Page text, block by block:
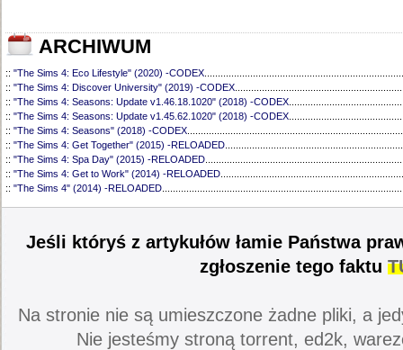
ARCHIWUM
:: "The Sims 4: Eco Lifestyle" (2020) -CODEX
:: "The Sims 4: Discover University" (2019) -CODEX
:: "The Sims 4: Seasons: Update v1.46.18.1020" (2018) -CODEX
:: "The Sims 4: Seasons: Update v1.45.62.1020" (2018) -CODEX
:: "The Sims 4: Seasons" (2018) -CODEX
:: "The Sims 4: Get Together" (2015) -RELOADED
:: "The Sims 4: Spa Day" (2015) -RELOADED
:: "The Sims 4: Get to Work" (2014) -RELOADED
:: "The Sims 4" (2014) -RELOADED
Jeśli któryś z artykułów łamie Państwa
zgłoszenie tego faktu
Na stronie nie są umieszczone żadne pliki, a
Nie jesteśmy stroną torrent, ed2k,